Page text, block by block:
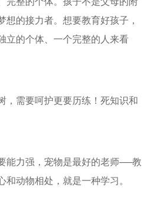
想的接力者。想要教育好孩子，
立的个体、一个完整的人来看
需要呵护更要历练！死知识和
力强，宠物是最好的老师──教
动物相处，就是一种学习。